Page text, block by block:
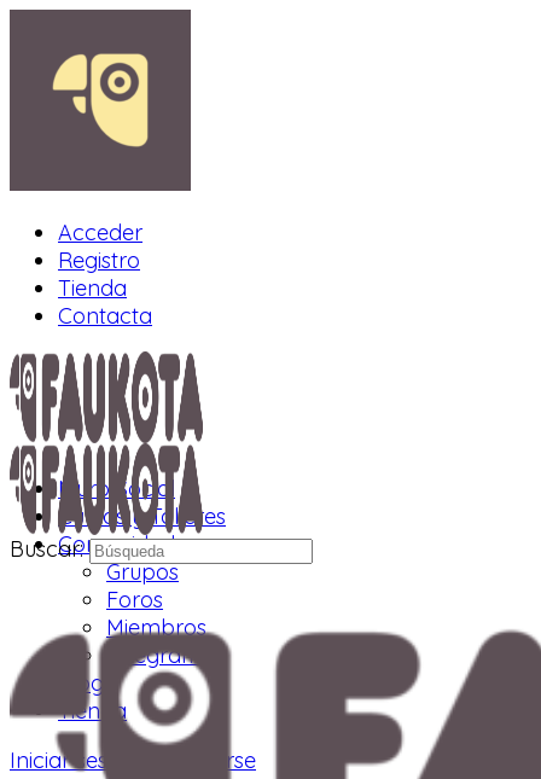
Acceder
Registro
Tienda
Contacta
Muro Social
Cursos y Talleres
Comunidad
Grupos
Foros
Miembros
Telegram
Blog
Tienda
Iniciar sesión
Registrarse
Buscar: